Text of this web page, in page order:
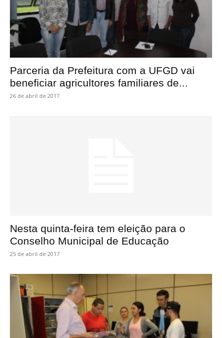
Parceria da Prefeitura com a UFGD vai
beneficiar agricultores familiares de...
26 de abril de 2017
Nesta quinta-feira tem eleição para o
Conselho Municipal de Educação
25 de abril de 2017